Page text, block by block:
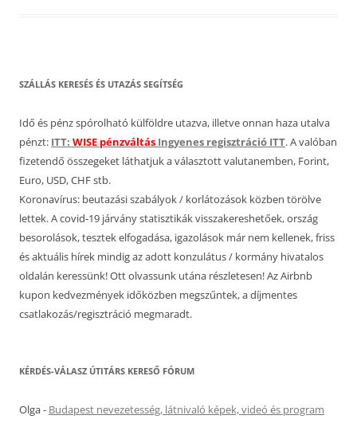
SZÁLLÁS KERESÉS ÉS UTAZÁS SEGÍTSÉG
Idő és pénz spórolható külföldre utazva, illetve onnan haza utalva
pénzt: ITT: WISE pénzváltás Ingyenes regisztráció ITT. A valóban
fizetendő összegeket láthatjuk a választott valutanemben, Forint,
Euro, USD, CHF stb.
Koronavírus: beutazási szabályok / korlátozások közben törölve
lettek. A covid-19 járvány statisztikák visszakereshetőek, ország
besorolások, tesztek elfogadása, igazolások már nem kellenek, friss
és aktuális hírek mindig az adott konzulátus / kormány hivatalos
oldalán keressünk! Ott olvassunk utána részletesen! Az Airbnb
kupon kedvezmények időközben megszűntek, a díjmentes
csatlakozás/regisztráció megmaradt.
KÉRDÉS-VÁLASZ ÚTITÁRS KERESŐ FÓRUM
Olga- Budapest nevezetesség, látnivaló képek, videó és program